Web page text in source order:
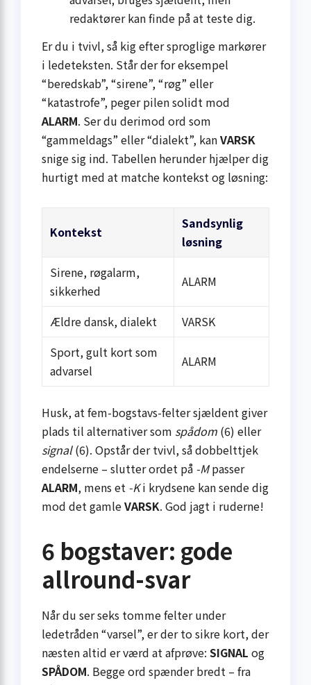
redaktører kan finde på at teste dig.
Er du i tvivl, så kig efter sproglige markører
i ledeteksten. Står der for eksempel
“beredskab”, “sirene”, “røg” eller
“katastrofe”, peger pilen solidt mod
ALARM. Ser du derimod ord som
“gammeldags” eller “dialekt”, kanVARSK
snige sig ind. Tabellen herunder hjælper dig
hurtigt med at matche kontekst og løsning:
Kontekst
Sandsynlig
løsning
Sirene, røgalarm,
sikkerhed
ALARM
Ældre dansk, dialekt
VARSK
Sport, gult kort som
advarsel
ALARM
Husk, at fem-bogstavs-felter sjældent giver
plads til alternativer som spådom (6) eller
signal(6). Opstår der tvivl, så dobbelttjek
endelserne – slutter ordet på -Mpasser
ALARM, mens et -Ki krydsene kan sende dig
mod det gamleVARSK. God jagt i ruderne!
6 bogstaver: gode
allround-svar
Når du ser seks tomme felter under
ledetråden “varsel”, er der to sikre kort, der
næsten altid er værd at afprøve: SIGNAL og
SPÅDOM. Begge ord spænder bredt – fra